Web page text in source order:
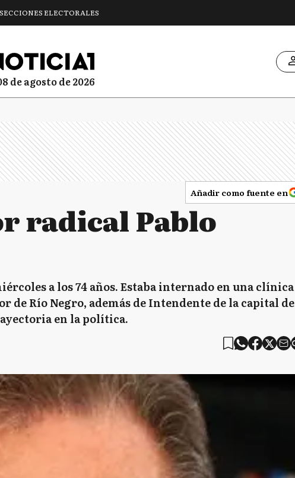
SECCIONES ELECTORALES
de agosto de 2026
Añadir como fuente en
radical Pablo
a los 74 años. Estaba internado en una clínica
de Río Negro, además de Intendente de la capital de
en la política.